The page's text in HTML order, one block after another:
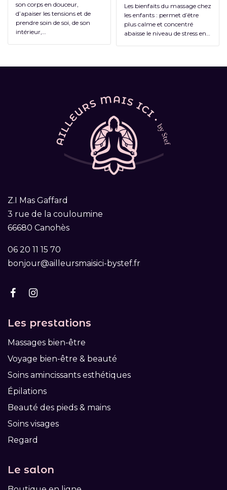
son corps en douceur,
d’apaiser les tensions et de
prendre soin de soi, de son
intérieur,…
Les bienfaits du massage chez
les enfants : permet d’être
plus calme et concentré
abaisse le niveau de stress en…
Z.I Mas Gaffard
3 rue de la couloumine
66680 Canohès
06 20 11 15 70
bonjour@ailleursmaisici-bystef.fr
Les prestations
Massages bien-être
Voyage bien-être & beauté
Soins amincissants esthétiques
Épilations
Beauté des pieds & mains
Soins visages
Regard
Le salon